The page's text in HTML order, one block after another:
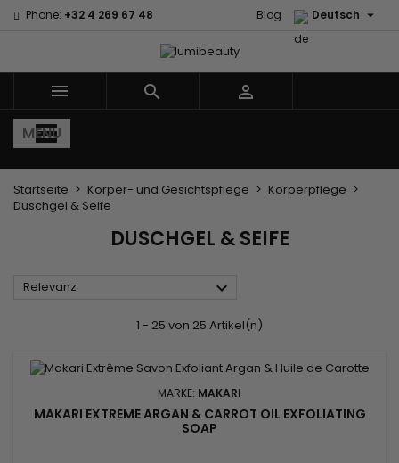
Phone: +32 4 269 67 48 Deutsch 
Blog
  
MENU
Startseite Körper- und Gesichtspflege
Körperpflege
Duschgel & Seife
DUSCHGEL & SEIFE
Relevanz 
1 - 25 von 25 Artikel(n)
MARKE: MAKARI
MAKARI EXTREME ARGAN & CARROT OIL EXFOLIATING
SOAP